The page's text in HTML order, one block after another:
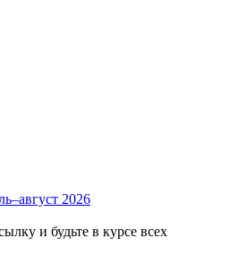
2026
и будьте в курсе всех